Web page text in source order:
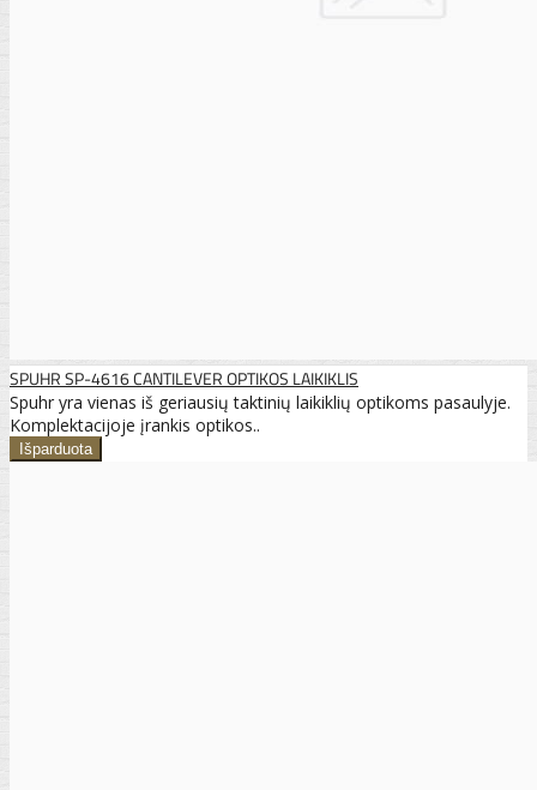
SPUHR SP-4616 CANTILEVER OPTIKOS LAIKIKLIS
Spuhr yra vienas iš geriausių taktinių laikiklių optikoms pasaulyje.
Komplektacijoje įrankis optikos..